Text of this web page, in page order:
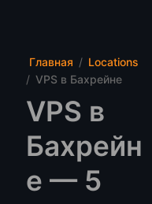
Главная
Locations
VPS в Бахрейне
VPS в
Бахрейн
е — 5